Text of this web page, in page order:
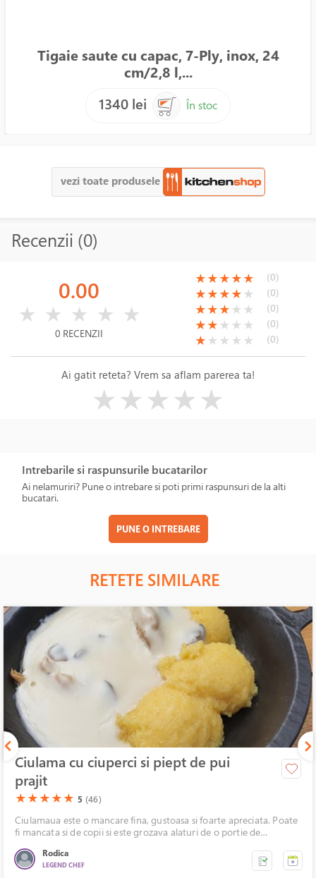
Tigaie saute cu capac, 7-Ply, inox, 24
cm/2,8 l,...
1340 lei
În stoc
vezi toate produsele
Recenzii (0)
0.00
★ ★ ★ ★ ★
0 RECENZII
(*)
★(*)
★(*)
★(*)
★(*)
★ (0)
(*)
★(*)
★(*)
★(*)
★( )
★ (0)
(*)
★(*)
★(*)
★( )
★ ( )
★ (0)
(*)
★(*)
★( )
★ ( )
★ ( )
★ (0)
(*)
★( )
★ ( )
★ ( )
★ ( )
★ (0)
Ai gatit reteta? Vrem sa aflam parerea ta!
★★★★★
Intrebarile si raspunsurile bucatarilor
Ai nelamuriri? Pune o intrebare si poti primi raspunsuri de la alti
bucatari.
PUNE O INTREBARE
RETETE SIMILARE
Ciulama cu ciuperci si piept de pui
prajit
(*)
★(*)
★(*)
★(*)
★(*)
★ 5 (46)
Ciulamaua este o mancare fina, gustoasa si foarte apreciata. Poate
fi mancata si de copii si este grozava alaturi de o portie de
Rodica
LEGEND CHEF